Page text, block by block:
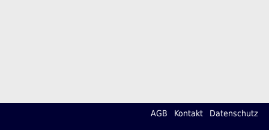
AGB Kontakt Datenschutz